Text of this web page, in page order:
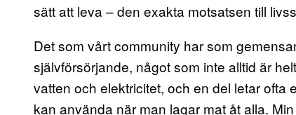
sätt att leva – den exakta motsatsen till
Det som vårt community har som
självförsörjande, något som inte alltid är
vatten och elektricitet, och en del letar ofta
kan använda när man lagar mat åt alla.